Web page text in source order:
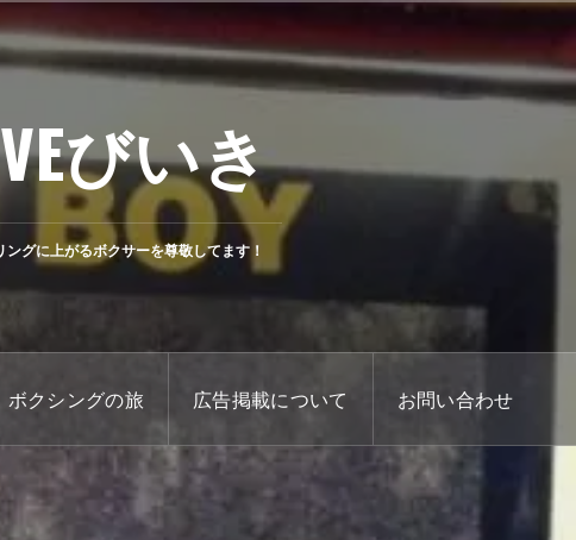
びいき
グに上がるボクサーを尊敬してます！
ボクシングの旅 広告掲載について お問い合わせ